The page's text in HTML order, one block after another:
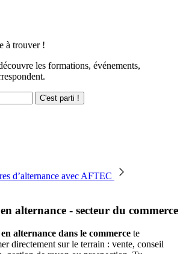
à trouver !
les formations, événements,
C'est parti !
d’alternance avec AFTEC
alternance - secteur du commerce
alternance dans le commerce te
directement sur le terrain : vente, conseil